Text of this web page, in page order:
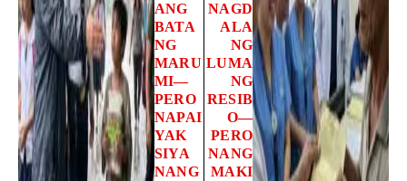
ANG
BATA
NG
MARU
MI—
PERO
NAPAI
YAK
SIYA
NANG
NAGD
ALA
NG
LUMA
NG
RESIB
O—
PERO
NANG
MAKI